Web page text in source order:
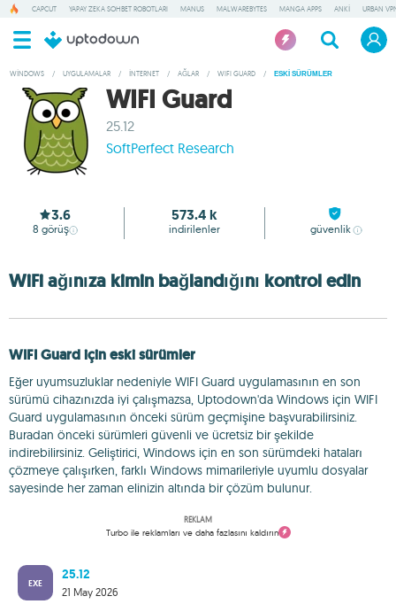
CAPCUT YAPAY ZEKA SOHBET ROBOTLARI MANUS MALWAREBYTES MANGA APPS ANKI URBAN
WINDOWS / UYGULAMALAR / İNTERNET / AĞLAR / WIFI GUARD / ESKI SÜRÜMLER
WIFI Guard
25.12
SoftPerfect Research
3.6
8 görüş
573.4 k
indirilenler güvenlik
WiFi ağınıza kimin bağlandığını kontrol edin
WIFI Guard için eski sürümler
Eğer uyumsuzluklar nedeniyle WIFI Guard uygulamasının en son
sürümü cihazınızda iyi çalışmazsa, Uptodown'da Windows için WIFI
Guard uygulamasının önceki sürüm geçmişine başvurabilirsiniz.
Buradan önceki sürümleri güvenli ve ücretsiz bir şekilde
indirebilirsiniz. Geliştirici, Windows için en son sürümdeki hataları
çözmeye çalışırken, farklı Windows mimarileriyle uyumlu dosyalar
sayesinde her zaman elinizin altında bir çözüm bulunur.
REKLAM
Turbo ile reklamları ve daha fazlasını kaldırın
EXE
25.12
21 May 2026